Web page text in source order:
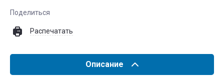
Поделиться
Распечатать
Описание